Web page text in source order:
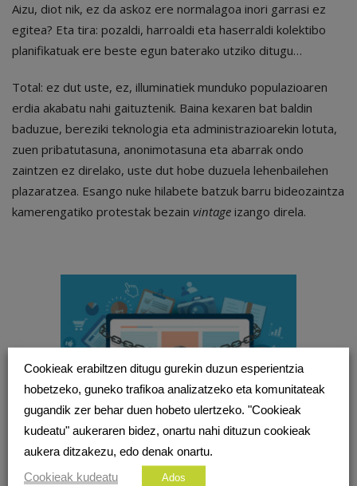
Aizu, diot nik, ez da askoz ere normalagoa inori garrasi ez
egitea? Eta tira: pozaldi, harroaldi eta haserraldi kolektibo
planifikatuak ere beste egun baterako utziko ditugu…
Total: ez dut uste, ez, illuminatiek munduko populazioaren
erdia akabatu nahi gaituztenik. Baina kexaren bat baldin
baduzue, bereziki teknologia eta administrazioarekin lotuta,
zuen pribatutasuna, anonimotasuna eta abarrak ondo
zaintzen ez direlako, uste dut hobe duzuela lehenbailehen
plazaratzea. Esango nuke hilabete batzuk barru bideozaintza
kamerengatiko protestak bezain vintage izango direla.
IRUZKINIK EZ
Cookieak erabiltzen ditugu gurekin duzun esperientzia
hobetzeko, guneko trafikoa analizatzeko eta komunitateak
gugandik zer behar duen hobeto ulertzeko. "Cookieak
kudeatu" aukeraren bidez, onartu nahi dituzun cookieak
aukera ditzakezu, edo denak onartu.
Cookieak kudeatu
Ados